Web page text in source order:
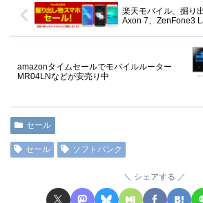
楽天モバイル、掘り
Axon 7、ZenFone3
amazonタイムセールでモバイルルーター
MR04LNなどが安売り中
セール
セール ソフトバンク
シェアする